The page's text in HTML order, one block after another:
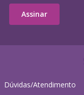
Dúvidas/Atendimento
Assinar